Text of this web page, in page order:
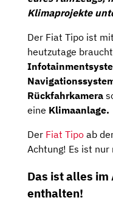
Klimaprojekte
Der Fiat Tipo ist
heutzutage
Rückfahrkamera
eine Klimaanlage.
Der Fiat Tipo ab
Achtung! Es ist nur
Das ist alles
enthalten!